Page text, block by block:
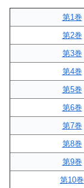
第1巻
第2巻
第3巻
第4巻
第5巻
第6巻
第7巻
第8巻
第9巻
第10巻